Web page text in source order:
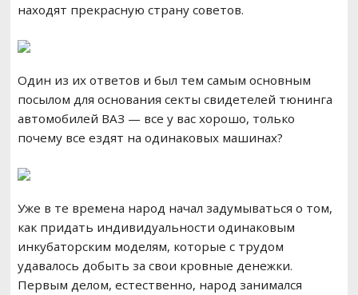
находят прекрасную страну советов.
Один из их ответов и был тем самым основным
посылом для основания секты свидетелей тюнинга
автомобилей ВАЗ — все у вас хорошо, только
почему все ездят на одинаковых машинах?
Уже в те времена народ начал задумываться о том,
как придать индивидуальности одинаковым
инкубаторским моделям, которые с трудом
удавалось добыть за свои кровные денежки.
Первым делом, естественно, народ занимался